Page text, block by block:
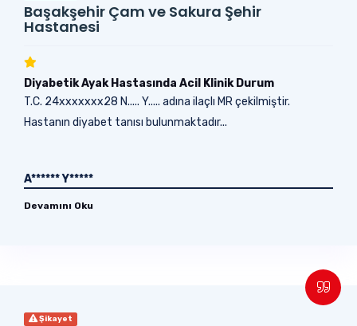
Başakşehir Çam ve Sakura Şehir
Hastanesi
Diyabetik Ayak Hastasında Acil Klinik Durum
T.C. 24xxxxxxx28 N..... Y..... adına ilaçlı MR çekilmiştir.
Hastanın diyabet tanısı bulunmaktadır...
A****** Y*****
Devamını Oku
Şikayet